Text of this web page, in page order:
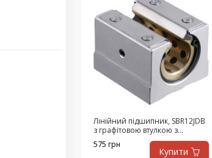
Лінійний підшипник, SBR12JDB
з графітовою втулкою з
високоміцної латуні,
самозмащувальний
575 грн
Купити